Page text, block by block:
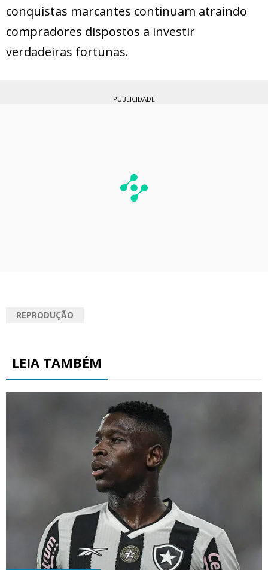
conquistas marcantes continuam atraindo
compradores dispostos a investir
verdadeiras fortunas.
PUBLICIDADE
REPRODUÇÃO
LEIA TAMBÉM